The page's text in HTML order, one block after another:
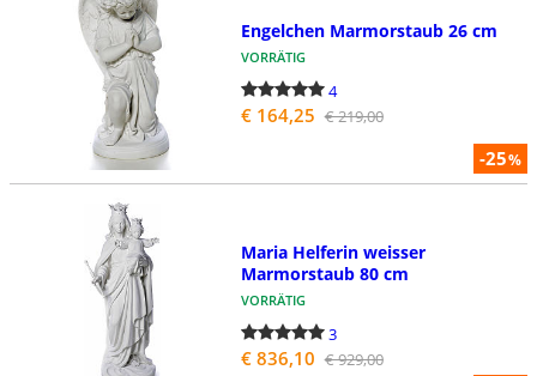
-25%
Engelchen Marmorstaub 26 cm
VORRÄTIG
4
€ 164,25 € 219,00
Maria Helferin weisser
Marmorstaub 80 cm
VORRÄTIG
3
€ 836,10 € 929,00